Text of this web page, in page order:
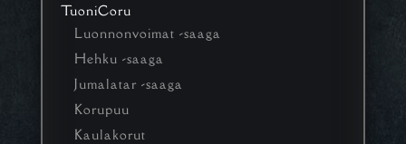
TuoniCoru
Luonnonvoimat -saaga
Hehku -saaga
Jumalatar -saaga
Korupuu
Kaulakorut